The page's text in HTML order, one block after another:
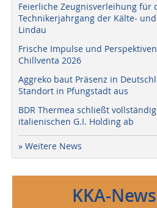
Feierliche Zeugnisverleihung für
Technikerjahrgang der Kälte-
Lindau
Frische Impulse und
Chillventa 2026
Aggreko baut Präsenz in
Standort in Pfungstadt aus
BDR Thermea schließt
italienischen G.I. Holding ab
» Weitere News
KKA-